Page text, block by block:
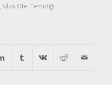
Ulus Otel Temizliği